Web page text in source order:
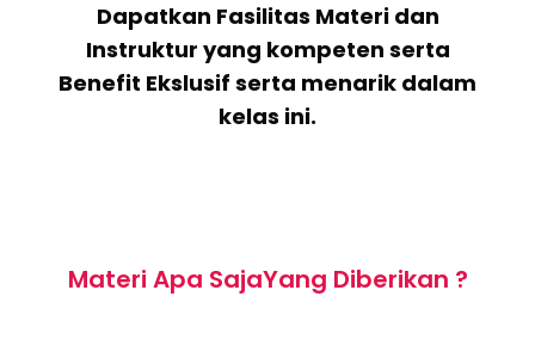
Dapatkan Fasilitas Materi dan
Instruktur yang kompeten serta
Benefit Ekslusif serta menarik dalam
kelas ini.
Materi Apa SajaYang Diberikan ?